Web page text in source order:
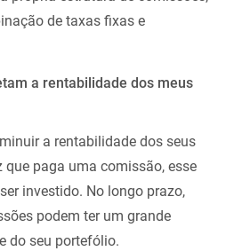
de taxas fixas e
a rentabilidade dos meus
a rentabilidade dos seus
que paga uma comissão, esse
investido. No longo prazo,
podem ter um grande
do seu portefólio.